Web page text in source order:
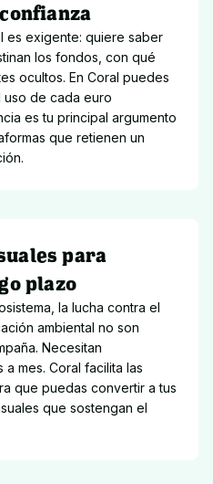
es exigente: quiere saber
los fondos, con qué
ocultos. En Coral puedes
uso de cada euro
es tu principal argumento
que retienen un
para
plazo
la lucha contra el
ambiental no son
Necesitan
mes. Coral facilita las
que puedas convertir a tus
que sostengan el